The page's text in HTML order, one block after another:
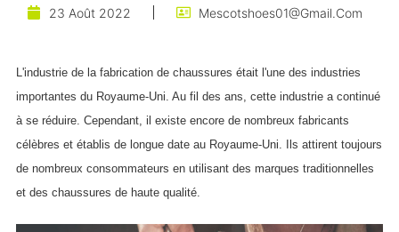
23 Août 2022 Mescotshoes01@gmail.com
L'industrie de la fabrication de chaussures était l'une des industries
importantes du Royaume-Uni. Au fil des ans, cette industrie a continué
à se réduire. Cependant, il existe encore de nombreux fabricants
célèbres et établis de longue date au Royaume-Uni. Ils attirent toujours
de nombreux consommateurs en utilisant des marques traditionnelles
et des chaussures de haute qualité.